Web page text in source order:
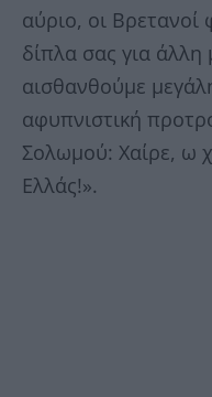
αύριο, οι Βρετανοί
δίπλα σας για
αισθανθούμε
αφυπνιστική
Σολωμού: Χαίρε, ω
Ελλάς!».